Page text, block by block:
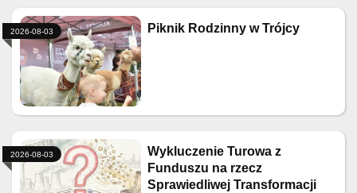
Piknik Rodzinny w Trójcy
2026-08-03
Wykluczenie Turowa z
Funduszu na rzecz
Sprawiedliwej Transformacji
2026-08-03